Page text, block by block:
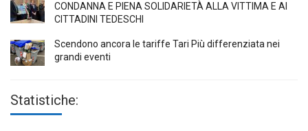
CONDANNA E PIENA SOLIDARIETÀ ALLA VITTIMA E AI
CITTADINI TEDESCHI
Scendono ancora le tariffe Tari Più differenziata nei
grandi eventi
Statistiche: